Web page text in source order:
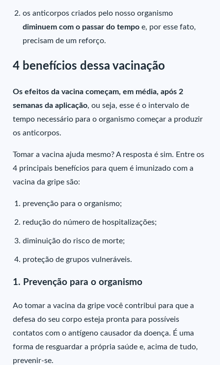
os anticorpos criados pelo nosso organismo
diminuem com o passar do tempo e, por esse fato,
precisam de um reforço.
4 benefícios dessa vacinação
Os efeitos da vacina começam, em média, após 2
semanas da aplicação, ou seja, esse é o intervalo de
tempo necessário para o organismo começar a produzir
os anticorpos.
Tomar a vacina ajuda mesmo? A resposta é sim. Entre os
4 principais benefícios para quem é imunizado com a
vacina da gripe são:
prevenção para o organismo;
redução do número de hospitalizações;
diminuição do risco de morte;
proteção de grupos vulneráveis.
1. Prevenção para o organismo
Ao tomar a vacina da gripe você contribui para que a
defesa do seu corpo esteja pronta para possíveis
contatos com o antígeno causador da doença. É uma
forma de resguardar a própria saúde e, acima de tudo,
prevenir-se.